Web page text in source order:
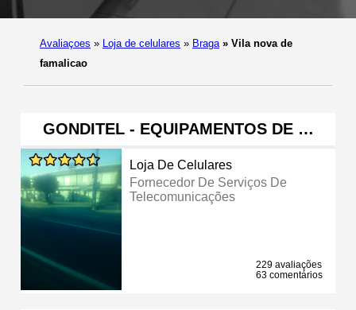
Avaliaçoes » Loja de celulares » Braga » Vila nova de
famalicao
GONDITEL - EQUIPAMENTOS DE …
Loja De Celulares
Fornecedor De Serviços De
Telecomunicações
229 avaliações
63 comentários